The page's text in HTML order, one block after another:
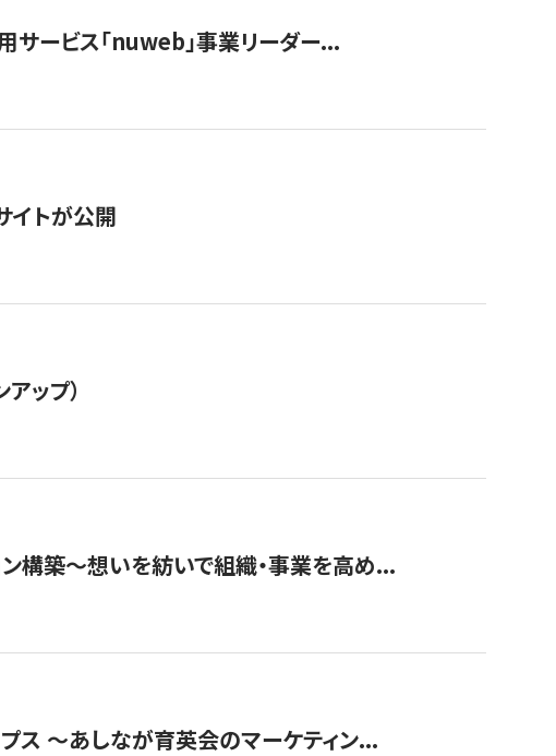
サービス「nuweb」事業リーダー...
イトが公開
ップ）
ン構築〜想いを紡いで組織・事業を高め...
プス 〜あしなが育英会のマーケティン...